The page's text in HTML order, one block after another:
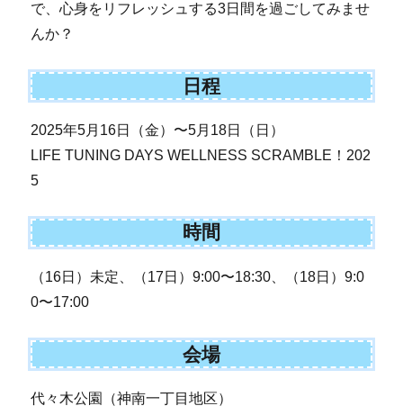
で、心身をリフレッシュする3日間を過ごしてみませ
んか？
日程
2025年5月16日（金）〜5月18日（日）
LIFE TUNING DAYS WELLNESS SCRAMBLE！202
5
時間
（16日）未定、（17日）9:00〜18:30、（18日）9:0
0〜17:00
会場
代々木公園（神南一丁目地区）